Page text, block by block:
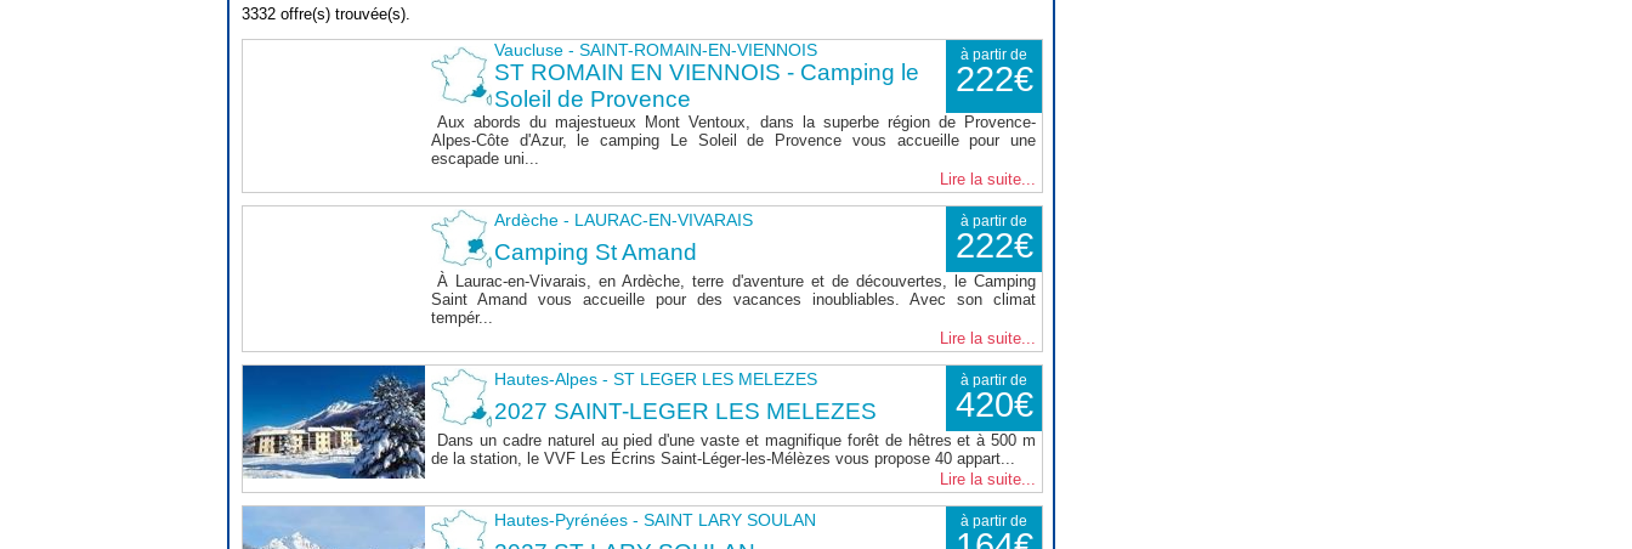
3332 offre(s) trouvée(s).
Vaucluse - SAINT-ROMAIN-EN-VIENNOIS à partir de
222€
ST ROMAIN EN VIENNOIS - Camping le
Soleil de Provence
Aux abords du majestueux Mont Ventoux, dans la superbe région de Provence-
Alpes-Côte d'Azur, le camping Le Soleil de Provence vous accueille pour une
escapade uni...
Lire la suite...
Ardèche - LAURAC-EN-VIVARAIS à partir de
222€
Camping St Amand
À Laurac-en-Vivarais, en Ardèche, terre d'aventure et de découvertes, le Camping
Saint Amand vous accueille pour des vacances inoubliables. Avec son climat
tempér...
Lire la suite...
Hautes-Alpes - ST LEGER LES MELEZES à partir de
420€
2027 SAINT-LEGER LES MELEZES
Dans un cadre naturel au pied d'une vaste et magnifique forêt de hêtres et à 500 m
de la station, le VVF Les Écrins Saint-Léger-les-Mélèzes vous propose 40 appart...
Lire la suite...
Hautes-Pyrénées - SAINT LARY SOULAN à partir de